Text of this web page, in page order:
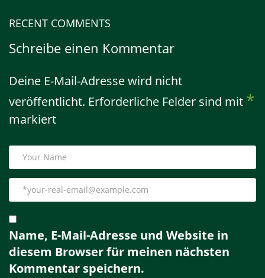
RECENT COMMENTS
Schreibe einen Kommentar
Deine E-Mail-Adresse wird nicht
veröffentlicht. Erforderliche Felder sind mit *
markiert
Name, E-Mail-Adresse und Website in
diesem Browser für meinen nächsten
Kommentar speichern.